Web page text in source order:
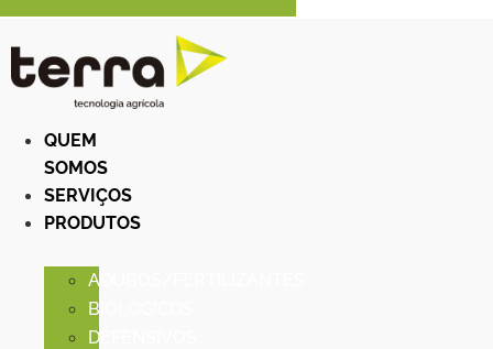
QUEM
SOMOS
SERVIÇOS
PRODUTOS
ADUBOS/FERTILIZANTES
BIOLOGICOS
DEFENSIVOS